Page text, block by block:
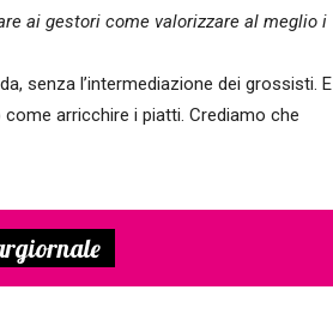
ai gestori come valorizzare al meglio i
senza l’intermediazione dei grossisti. E
arricchire i piatti. Crediamo che